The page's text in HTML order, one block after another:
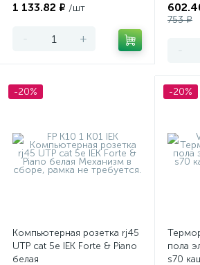
1 133.82 ₽ /шт
- +
753 ₽
-
-20%
Компьютерная розетка rj45
UTP cat 5e IEK Forte & Piano
белая
-20%
пола
s70